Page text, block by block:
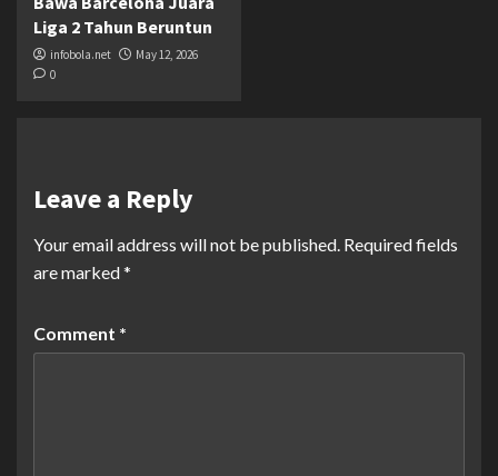
Liga 2 Tahun Beruntun
infobola.net
May 12, 2026
0
Leave a Reply
Your email address will not be published. Required fields
are marked*
Comment *